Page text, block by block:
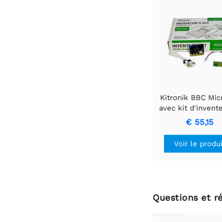
Kitronik BBC
avec kit
accessoires
€ 55,15
Voir le
Questions et